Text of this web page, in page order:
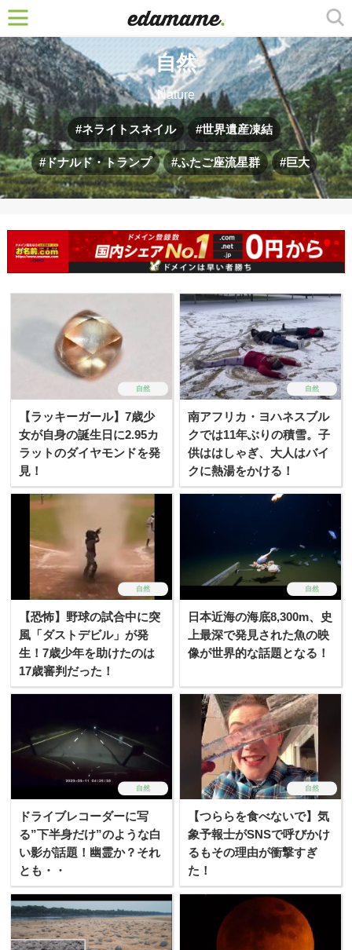
自然
Nature
ネライトスネイル 世界遺産凍結
ドナルド・トランプ ふたご座流星群 巨大
【ラッキーガール】7歳少
女が自身の誕生日に2.95カ
ラットのダイヤモンドを発
見！
自然
南アフリカ・ヨハネスブル
クでは11年ぶりの積雪。子
供ははしゃぎ、大人はバイ
クに熱湯をかける！
自然
【恐怖】野球の試合中に突
風「ダストデビル」が発
生！7歳少年を助けたのは
17歳審判だった！
自然
日本近海の海底8,300m、史
上最深で発見された魚の映
像が世界的な話題となる！
自然
ドライブレコーダーに写
る”下半身だけ”のような白
い影が話題！幽霊か？それ
とも・・
自然
【つららを食べないで】気
象予報士がSNSで呼びかけ
るもその理由が衝撃すぎ
た！
自然